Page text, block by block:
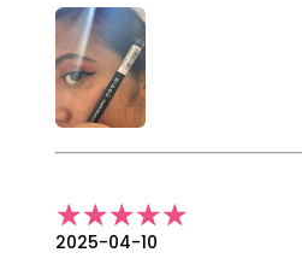
2025-04-10